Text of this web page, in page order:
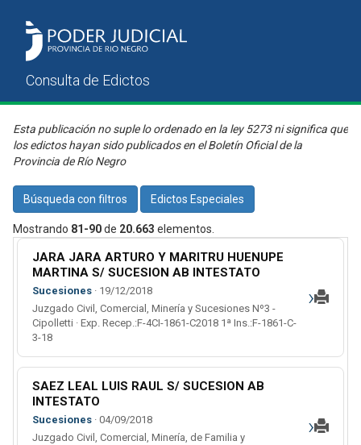
Esta publicación no suple lo ordenado en la ley 5273 ni significa que
los edictos hayan sido publicados en el Boletín Oficial de la
Provincia de Río Negro
Búsqueda con filtros Edictos Especiales
Mostrando 81-90de 20.663 elementos.
JARA JARA ARTURO Y MARITRU HUENUPE
MARTINA S/ SUCESION AB INTESTATO
Sucesiones · 19/12/2018
Juzgado Civil, Comercial, Minería y Sucesiones Nº3 -
Cipolletti · Exp. Recep.:F-4CI-1861-C2018 1ª Ins.:F-1861-C-
3-18
›
SAEZ LEAL LUIS RAUL S/ SUCESION AB
INTESTATO
Sucesiones · 04/09/2018
Juzgado Civil, Comercial, Minería, de Familia y
›